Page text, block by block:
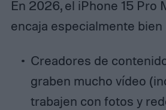
En 2026, el iPhone 15 Pro
encaja especialmente bien
Creadores de
graben mucho vídeo
trabajen con fotos y